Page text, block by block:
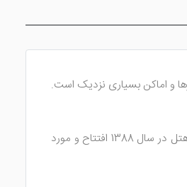
و اماکن بسیاری نزدیک است.
دارای 4 طبقه ساختمانی است که 60 اتاق در این طبقات جای دارند. نمای داخل هتل بسیار شیک بوده و با لوازمی لوکس و مدرن چیده شده است. این هتل در سال 1388 افتتاح و مورد